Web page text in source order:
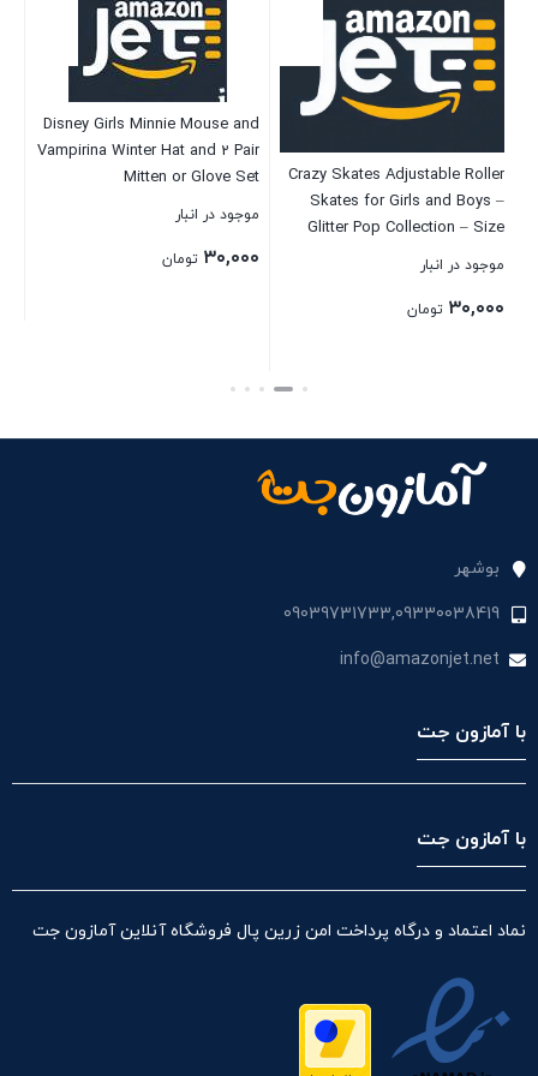
Crazy Skates Adjustable Roller
Skates for Girls and Boys –
Glitter Pop Collection – Size
Adjustable to fit Four Sizes
موجود در انبار
۳۰,۰۰۰ تومان
Disney Girls Minnie Mouse and
Vampirina Winter Hat and 2 Pair
Mitten or Glove Set
موجود در انبار
۳۰,۰۰۰ تومان
بوشهر
09039731733,09330038419
info@amazonjet.net
با آمازون جت
با آمازون جت
نماد اعتماد و درگاه پرداخت امن زرین پال فروشگاه آنلاین آمازون جت